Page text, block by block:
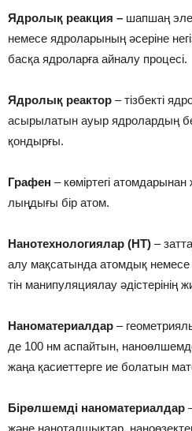
Яд­ро­лық реак­ция – шапшаң
немесе ядроларының әсеріне
басқа ядроларға айналу процесі.
Яд­ро­лық реак­тор – тізбекті
асырылатын ауыр ядролардың
қондырғы.
Гра­фен – кө­мір­те­гі
лың­ды­ғы бір атом.
На­но­тех­но­ло­гия­лар (НТ) –
алу мақ­са­тын­да атом­дық
тін ма­ни­пу­ля­ция­лау әдіс­те­рі­нің
На­но­ма­те­ри­ал­дар –
де 100 нм ас­пайт­ын,
жа­ңа қа­си­ет­тер­ге ие бо­ла­тын
Бірөл­шем­ді на­но­ма­те­ри­ал­дар